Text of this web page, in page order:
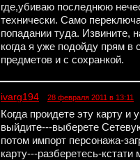
где,убиваю последнюю
технически. Само
попадании туда. Извините,
когда я уже подойду прям
предметов и с сохранкой.
ivarg194 28 февраля 2011 в 13:11
Когда проидете эту карту и
выйдите---выберете
потом импорт персонажа-
карту---разберетесь-